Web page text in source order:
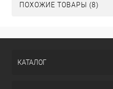
ПОХОЖИЕ ТОВАРЫ (8)
КАТАЛОГ